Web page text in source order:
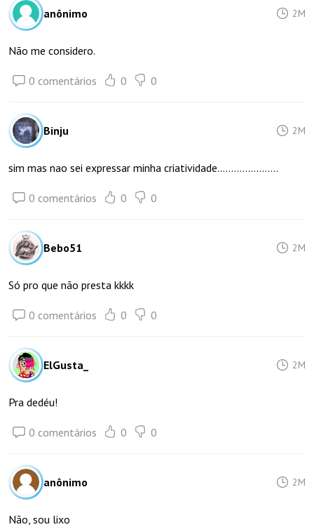
anônimo 2M
Não me considero.
0 comentários 0 0
Binju 2M
sim mas nao sei expressar minha criatividade......................
0 comentários 0 0
Bebo51 2M
Só pro que não presta kkkk
0 comentários 0 0
ElGusta_ 2M
Pra dedéu!
0 comentários 0 0
anônimo 2M
Não, sou lixo